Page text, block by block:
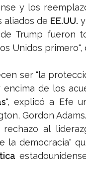
y los
aliados de EE.UU.
Trump fueron
Unidos
ser "la
de los
", explicó a Efe
Gordon Adams.
al
la democracia"